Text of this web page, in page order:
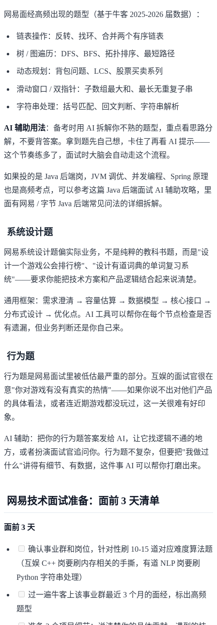
网易面经高频出现的题型（基于牛客 2025-2026 届数据）：
链表操作：反转、找环、合并两个有序链表
树 / 图遍历：DFS、BFS、拓扑排序、最短路径
动态规划：背包问题、LCS、股票买卖系列
滑动窗口 / 双指针：子数组最大和、最长无重复子串
字符串处理：括号匹配、回文判断、字符串解析
AI 辅助用法：备考时用 AI 拆解你不熟的题型，重点看思路分
解，不要背答案。拿到题先自己想，卡住了再看 AI 提示——
这个节奏练多了，面试时大脑会自动走这个流程。
如果投的是 Java 后端岗，JVM 调优、并发编程、Spring 原理
也是高频考点，可以参考这篇 Java 后端面试 AI 辅助攻略，里
面有网易 / 字节 Java 后端常见问法的详细拆解。
系统设计题
网易系统设计题偏实际业务，不是纯粹的教科书题，而是"设
计一个游戏公会排行榜"、"设计有道词典的单词复习系
统"——要求你能把技术方案和产品逻辑结合起来说清楚。
通用框架：需求澄清 → 容量估算 → 数据模型 → 核心接口 →
分布式设计 → 优化点。AI 工具可以帮你在每个节点检查是否
有遗漏，但业务判断还是你自己来。
行为题
行为题是网易面试里被低估最严重的部分。互娱的面试官很在
意"你对游戏有没有真实的热情"——如果你说不出对他们产品
的具体看法，或者连近期游戏都没玩过，这一关很难有好印
象。
AI 辅助：把你的行为题答案发给 AI，让它找逻辑不通的地
方，或者扮演面试官追问你。行为题不复杂，但要把"我做过
什么"讲得有细节、有数据，这件事 AI 可以帮你打磨出来。
网易技术面试准备：面前 3 天清单
面前 3 天
确认事业群和岗位，针对性刷 10-15 道对应难度算法题
（互娱 C++ 岗要刷内存相关的手撕，有道 NLP 岗要刷
Python 字符串处理）
过一遍牛客上该事业群最近 3 个月的面经，标出高频
题型